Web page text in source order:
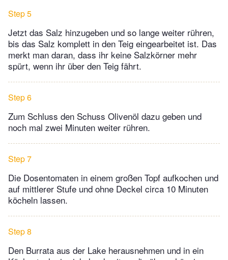
Step 5
Jetzt das Salz hinzugeben und so lange weiter rühren,
bis das Salz komplett in den Teig eingearbeitet ist. Das
merkt man daran, dass ihr keine Salzkörner mehr
spürt, wenn ihr über den Teig fährt.
Step 6
Zum Schluss den Schuss Olivenöl dazu geben und
noch mal zwei Minuten weiter rühren.
Step 7
Die Dosentomaten in einem großen Topf aufkochen und
auf mittlerer Stufe und ohne Deckel circa 10 Minuten
köcheln lassen.
Step 8
Den Burrata aus der Lake herausnehmen und in ein